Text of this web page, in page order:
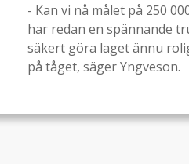
- Kan vi nå målet på 250
har redan en spännande
säkert göra laget ännu
på tåget, säger Yngveson.